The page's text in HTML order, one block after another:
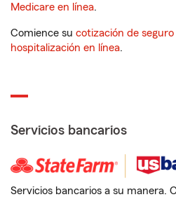
Medicare en línea.
Comience su cotización de
hospitalización en línea.
Servicios bancarios
Servicios bancarios a su manera.